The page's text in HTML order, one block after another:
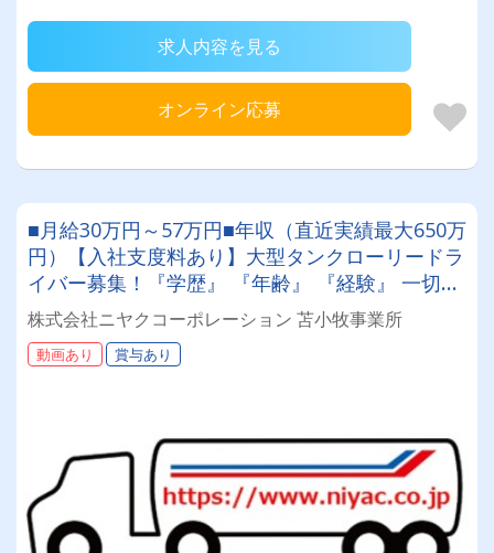
求人内容を見る
オンライン応募
■月給30万円～57万円■年収（直近実績最大650万
円）【入社支度料あり】大型タンクローリードラ
イバー募集！『学歴』 『年齢』 『経験』 一切不
問◎男女問わず活躍できる環境です。
株式会社ニヤクコーポレーション 苫小牧事業所
動画あり 賞与あり